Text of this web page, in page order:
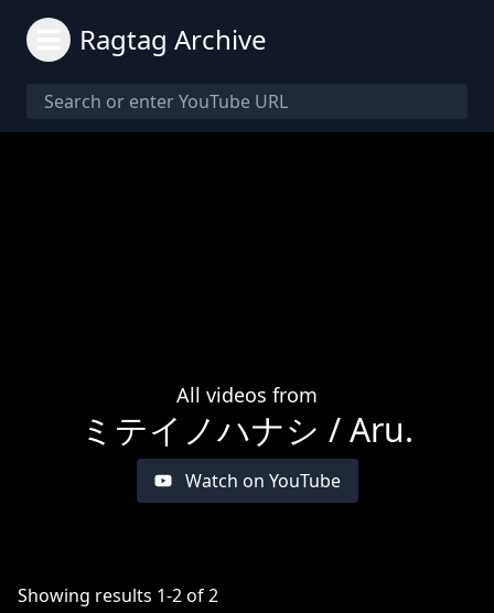
Ragtag Archive
All videos from
ミテイノハナシ / Aru.
Watch on YouTube
Showing results 1-2of2